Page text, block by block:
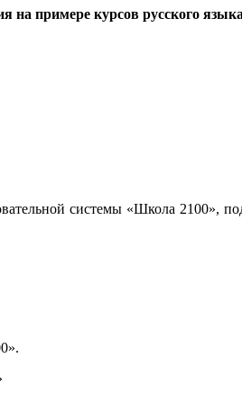
на примере курсов русского
системы «Школа 2100»,